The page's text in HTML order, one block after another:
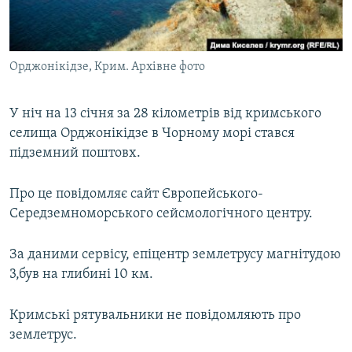
ВІДЕОУРОКИ «ELIFBE»
СВІДЧЕННЯ ОКУПАЦІЇ
УКРАЇНСЬКА ПРОБЛЕМА КРИМУ
Русский
Qırımtatar
Орджонікідзе, Крим. Архівне фото
У ніч на 13 січня за 28 кілометрів від кримського
селища Орджонікідзе в Чорному морі стався
підземний поштовх.
Про це повідомляє сайт Європейського-
Середземноморського сейсмологічного центру.
За даними сервісу, епіцентр землетрусу магнітудою
3,був на глибині 10 км.
Кримські рятувальники не повідомляють про
землетрус.